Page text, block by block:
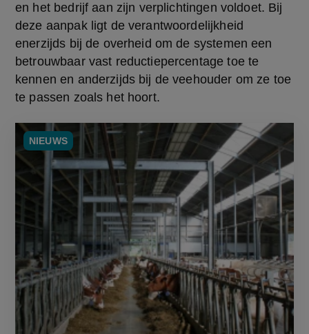
en het bedrijf aan zijn verplichtingen voldoet. Bij
deze aanpak ligt de verantwoordelijkheid
enerzijds bij de overheid om de systemen een
betrouwbaar vast reductiepercentage toe te
kennen en anderzijds bij de veehouder om ze toe
te passen zoals het hoort.
NIEUWS